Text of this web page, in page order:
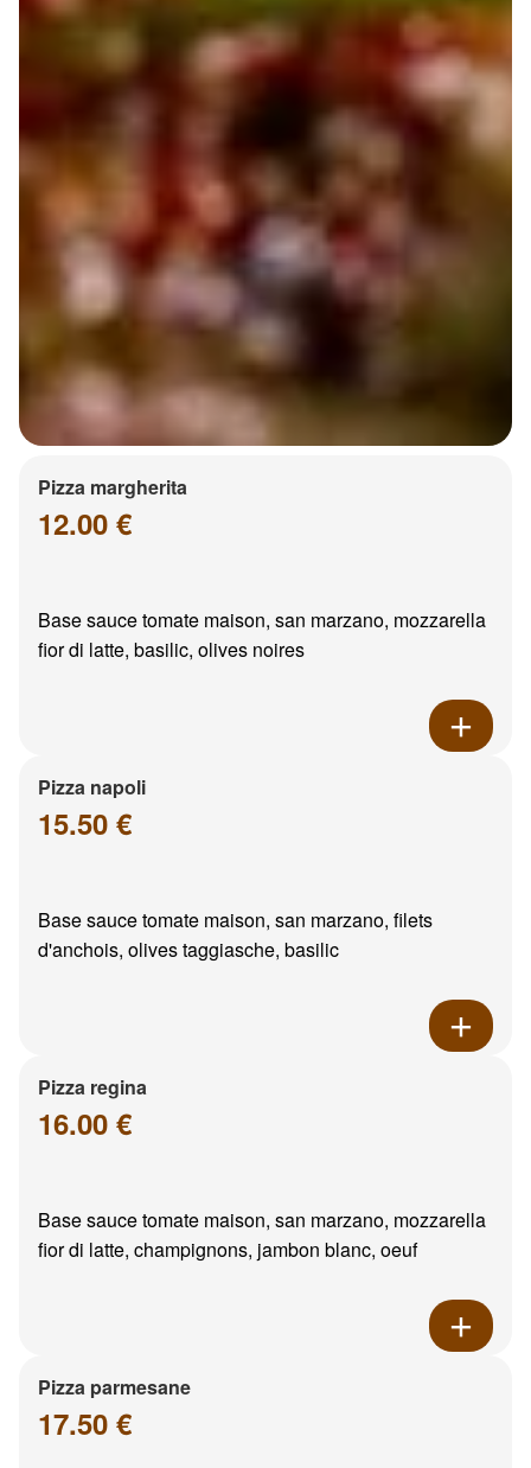
Pizza margherita
12.00 €
Base sauce tomate maison, san marzano, mozzarella
fior di latte, basilic, olives noires
Pizza napoli
15.50 €
Base sauce tomate maison, san marzano, filets
d'anchois, olives taggiasche, basilic
Pizza regina
16.00 €
Base sauce tomate maison, san marzano, mozzarella
fior di latte, champignons, jambon blanc, oeuf
Pizza parmesane
17.50 €